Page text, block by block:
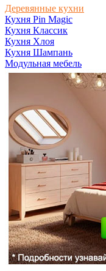
Деревянные кухни
Кухня Pin Magic
Кухня Классик
Кухня Хлоя
Кухня Шампань
Модульная мебель